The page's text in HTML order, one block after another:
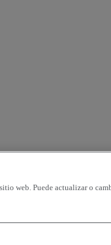
web. Puede actualizar o